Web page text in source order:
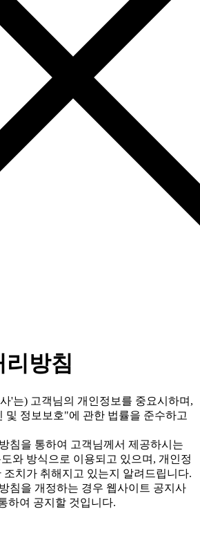
방침
'는) 고객님의 개인정보를 중요시하며,
및 정보보호"에 관한 법률을 준수하고
침을 통하여 고객님께서 제공하시는
와 방식으로 이용되고 있으며, 개인정
조치가 취해지고 있는지 알려드립니다.
침을 개정하는 경우 웹사이트 공지사
하여 공지할 것입니다.